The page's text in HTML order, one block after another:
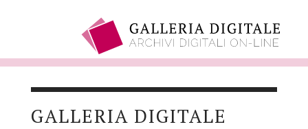
contenutoGALLERIA DIGITALE